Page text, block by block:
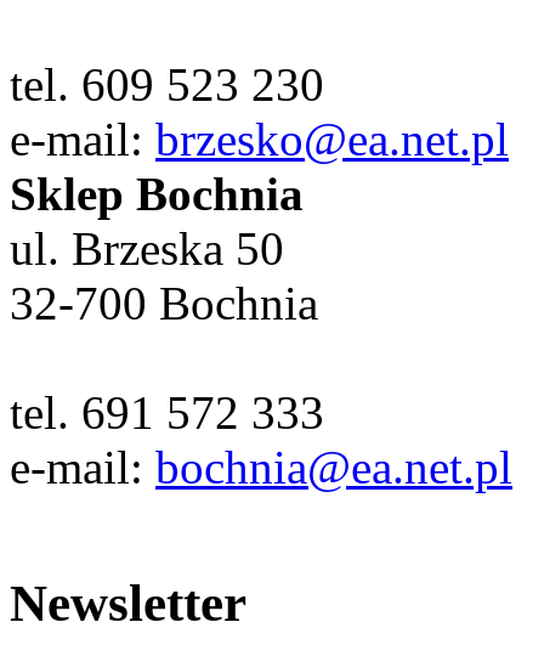
tel. 609 523 230
e-mail: brzesko@ea.net.pl
Sklep Bochnia
ul. Brzeska 50
32-700 Bochnia
tel. 691 572 333
e-mail: bochnia@ea.net.pl
Newsletter